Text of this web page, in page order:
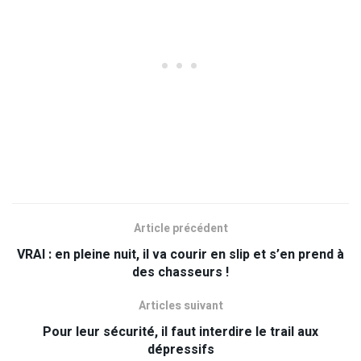
Article précédent
VRAI : en pleine nuit, il va courir en slip et s’en prend à
des chasseurs !
Articles suivant
Pour leur sécurité, il faut interdire le trail aux
dépressifs